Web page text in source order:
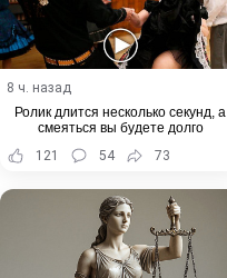
8 ч. назад
Ролик длится несколько секунд, а
смеяться вы будете долго
121
54 73